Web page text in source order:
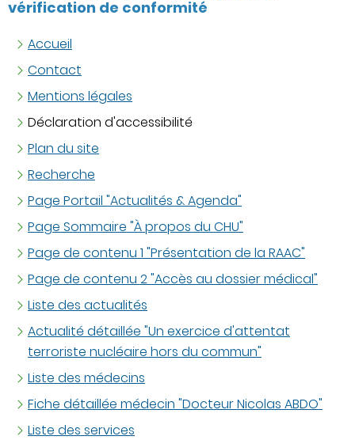
vérification de conformité
Accueil
Contact
Mentions légales
Déclaration d'accessibilité
Plan du site
Recherche
Page Portail "Actualités & Agenda"
Page Sommaire "À propos du CHU"
Page de contenu 1 "Présentation de la RAAC"
Page de contenu 2 "Accès au dossier médical"
Liste des actualités
Actualité détaillée "Un exercice d'attentat
terroriste nucléaire hors du commun"
Liste des médecins
Fiche détaillée médecin "Docteur Nicolas ABDO"
Liste des services